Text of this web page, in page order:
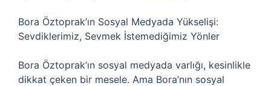
Bora Öztoprak’ın Sosyal Medyada Yükselişi:
Sevdiklerimiz, Sevmek İstemediğimiz Yönler
Bora Öztoprak’ın sosyal medyada varlığı, kesinlikle
dikkat çeken bir mesele. Ama Bora’nın sosyal